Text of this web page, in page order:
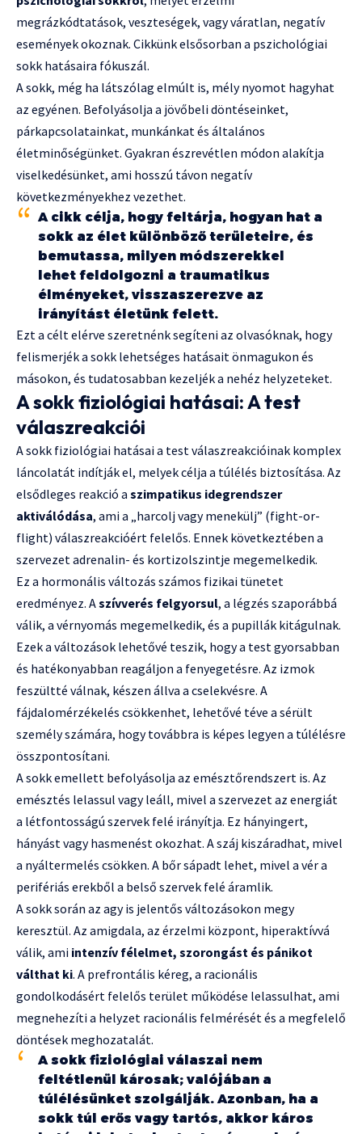
megrázkódtatások, veszteségek, vagy váratlan, negatív
események okoznak. Cikkünk elsősorban a pszichológiai
sokk hatásaira fókuszál.
A sokk, még ha látszólag elmúlt is, mély nyomot hagyhat
az egyénen. Befolyásolja a jövőbeli döntéseinket,
párkapcsolatainkat, munkánkat és általános
életminőségünket. Gyakran észrevétlen módon alakítja
viselkedésünket, ami hosszú távon negatív
következményekhez vezethet.
A cikk célja, hogy feltárja, hogyan hat a
sokk az élet különböző területeire, és
bemutassa, milyen módszerekkel
lehet feldolgozni a traumatikus
élményeket, visszaszerezve az
irányítást életünk felett.
Ezt a célt elérve szeretnénk segíteni az olvasóknak, hogy
felismerjék a sokk lehetséges hatásait önmagukon és
másokon, és tudatosabban kezeljék a nehéz helyzeteket.
A sokk fiziológiai hatásai: A test
válaszreakciói
A sokk fiziológiai hatásai a test válaszreakcióinak komplex
láncolatát indítják el, melyek célja a túlélés biztosítása. Az
elsődleges reakció a szimpatikus idegrendszer
aktiválódása, ami a „harcolj vagy menekülj” (fight-or-
flight) válaszreakcióért felelős. Ennek következtében a
szervezet adrenalin- és kortizolszintje megemelkedik.
Ez a hormonális változás számos fizikai tünetet
eredményez. Aszívverés felgyorsul, a légzés szaporábbá
válik, a vérnyomás megemelkedik, és a pupillák kitágulnak.
Ezek a változások lehetővé teszik, hogy a test gyorsabban
és hatékonyabban reagáljon a fenyegetésre. Az izmok
feszültté válnak, készen állva a cselekvésre. A
fájdalomérzékelés csökkenhet, lehetővé téve a sérült
személy számára, hogy továbbra is képes legyen a túlélésre
összpontosítani.
A sokk emellett befolyásolja az emésztőrendszert is. Az
emésztés lelassul vagy leáll, mivel a szervezet az energiát
a létfontosságú szervek felé irányítja. Ez hányingert,
hányást vagy hasmenést okozhat. A száj kiszáradhat, mivel
a nyáltermelés csökken. A bőr sápadt lehet, mivel a vér a
perifériás erekből a belső szervek felé áramlik.
A sokk során az agy is jelentős változásokon megy
keresztül. Az amigdala, az érzelmi központ, hiperaktívvá
válik, ami intenzív félelmet, szorongást és pánikot
válthat ki. A prefrontális kéreg, a racionális
gondolkodásért felelős terület működése lelassulhat, ami
megnehezíti a helyzet racionális felmérését és a megfelelő
döntések meghozatalát.
A sokk fiziológiai válaszai nem
feltétlenül károsak; valójában a
túlélésünket szolgálják. Azonban, ha a
sokk túl erős vagy tartós, akkor káros